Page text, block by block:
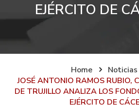
EJÉRCITO DE
Home
Noticias
JOSÉ ANTONIO RAMOS RUBIO,
DE TRUJILLO ANALIZA LOS
EJÉRCITO DE